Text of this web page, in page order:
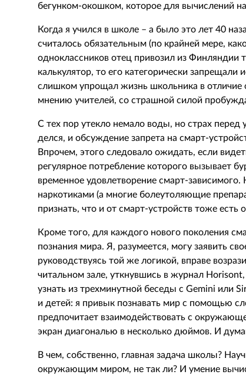
бегунком-окошком, которое для вычислений
Когда я учился в школе – а было это лет 40
считалось обязательным (по крайней мере,
одноклассников отец привозил из Финляндии
калькулятор, то его категорически запрещали
слишком упрощал жизнь школьника в отличие
мнению учителей, со страшной силой
С тех пор утекло немало воды, но страх
делся, и обсуждение запрета на смарт-
Впрочем, этого следовало ожидать, если
регулярное потребление которого вызывает
временное удовлетворение смарт-
наркотиками (а многие болеутоляющие
признать, что и от смарт-устройств тоже есть
Кроме того, для каждого нового поколения
познания мира. Я, разумеется, могу заявить
руководствуясь той же логикой, вправе
читальном зале, уткнувшись в журнал
узнать из трехминутной беседы с Gemini или
и детей: я привык познавать мир с помощью
предпочитает взаимодействовать с
экран диагональю в несколько дюймов. И
В чем, собственно, главная задача школы?
окружающим миром, не так ли? И умение